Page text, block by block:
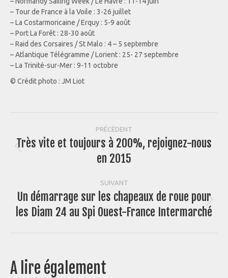
– Tour de France à la Voile : 3-26 juillet
– La Costarmoricaine / Erquy : 5-9 août
– Port La Forêt : 28-30 août
– Raid des Corsaires / St Malo : 4 – 5 septembre
– Atlantique Télégramme / Lorient : 25- 27 septembre
– La Trinité-sur-Mer : 9-11 octobre
© Crédit photo : JM Liot
article
PRÉCÉDENT
Article
précédent
Très vite et toujours à 200%, rejoignez-nous
en 2015
SUIVANT
Article
suivant
Un démarrage sur les chapeaux de roue pour
les Diam 24 au Spi Ouest-France Intermarché
A lire également